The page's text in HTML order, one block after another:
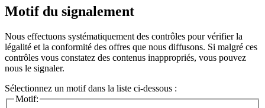
Motif du signalement
Nous effectuons systématiquement des contrôles pour vérifier la
légalité et la conformité des offres que nous diffusons. Si malgré ces
contrôles vous constatez des contenus inappropriés, vous pouvez
nous le signaler.
Sélectionnez un motif dans la liste ci-dessous :
Motif: